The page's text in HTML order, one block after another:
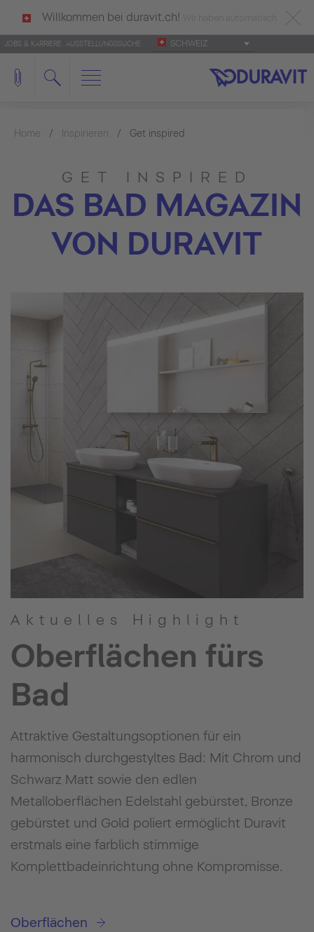
Willkommen bei duravit.ch!
deutsch als Ihre Sprache erkannt.
Français Italiano
JOBS & KARRIERE AUSSTELLUNGSSUCHE SCHWEIZ
Home Inspirieren Get inspired
GET INSPIRED
DAS BAD MAGAZIN
VON DURAVIT
Aktuelles Highlight
Oberflächen fürs
Bad
Attraktive Gestaltungsoptionen für ein
harmonisch durchgestyltes Bad: Mit Chrom und
Schwarz Matt sowie den edlen
Metalloberflächen Edelstahl gebürstet, Bronze
gebürstet und Gold poliert ermöglicht Duravit
erstmals eine farblich stimmige
Komplettbadeinrichtung ohne Kompromisse.
Oberflächen